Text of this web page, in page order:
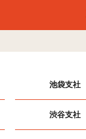
池袋支社
渋谷支社